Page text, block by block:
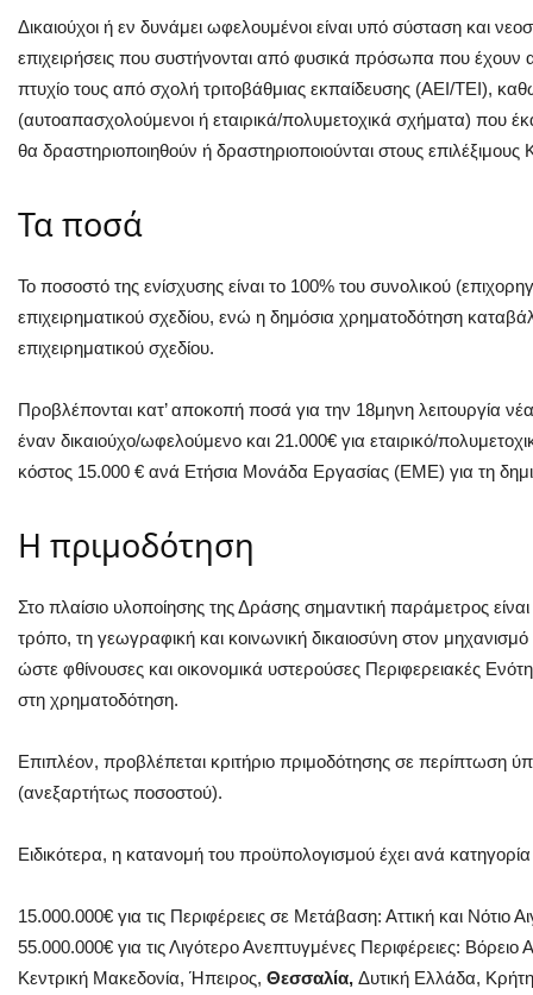
Δικαιούχοι ή εν δυνάμει ωφελουμένοι είναι υπό σύσταση και
επιχειρήσεις που συστήνονται από φυσικά πρόσωπα που έχουν
πτυχίο τους από σχολή τριτοβάθμιας εκπαίδευσης (ΑΕΙ/ΤΕΙ),
(αυτοαπασχολούμενοι ή εταιρικά/πολυμετοχικά σχήματα) που
θα δραστηριοποιηθούν ή δραστηριοποιούνται στους επιλέξιμους
Τα ποσά
Το ποσοστό της ενίσχυσης είναι το 100% του συνολικού
επιχειρηματικού σχεδίου, ενώ η δημόσια χρηματοδότηση
επιχειρηματικού σχεδίου.
Προβλέπονται κατ’ αποκοπή ποσά για την 18μηνη λειτουργία
έναν δικαιούχο/ωφελούμενο και 21.000€ για εταιρικό/
κόστος 15.000 € ανά Ετήσια Μονάδα Εργασίας (ΕΜΕ) για τη
Η πριμοδότηση
Στο πλαίσιο υλοποίησης της Δράσης σημαντική παράμετρος
τρόπο, τη γεωγραφική και κοινωνική δικαιοσύνη στον
ώστε φθίνουσες και οικονομικά υστερούσες Περιφερειακές
στη χρηματοδότηση.
Επιπλέον, προβλέπεται κριτήριο πριμοδότησης σε περίπτωση
(ανεξαρτήτως ποσοστού).
Ειδικότερα, η κατανομή του προϋπολογισμού έχει ανά
15.000.000€ για τις Περιφέρειες σε Μετάβαση: Αττική και Νότιο
55.000.000€ για τις Λιγότερο Ανεπτυγμένες Περιφέρειες:
Κεντρική Μακεδονία, Ήπειρος, Θεσσαλία, Δυτική Ελλάδα,